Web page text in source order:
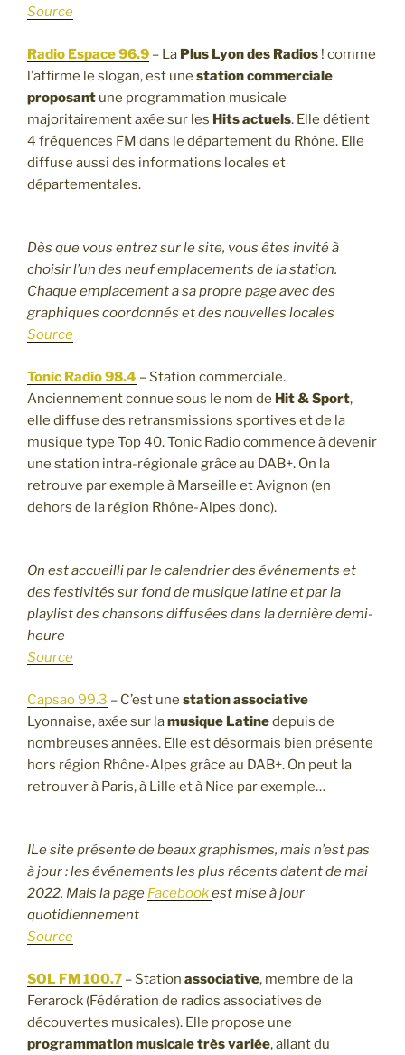
Source
Radio Espace 96.9 – La Plus Lyon des Radios ! comme
l’affirme le slogan, est une station commerciale
proposant une programmation musicale
majoritairement axée sur les Hits actuels. Elle détient
4 fréquences FM dans le département du Rhône. Elle
diffuse aussi des informations locales et
départementales.
Dès que vous entrez sur le site, vous êtes invité à
choisir l’un des neuf emplacements de la station.
Chaque emplacement a sa propre page avec des
graphiques coordonnés et des nouvelles locales
Source
Tonic Radio 98.4 – Station commerciale.
Anciennement connue sous le nom de Hit & Sport,
elle diffuse des retransmissions sportives et de la
musique type Top 40. Tonic Radio commence à devenir
une station intra-régionale grâce au DAB+. On la
retrouve par exemple à Marseille et Avignon (en
dehors de la région Rhône-Alpes donc).
On est accueilli par le calendrier des événements et
des festivités sur fond de musique latine et par la
playlist des chansons diffusées dans la dernière demi-
heure
Source
Capsao 99.3 – C’est une station associative
Lyonnaise, axée sur lamusique Latinedepuis de
nombreuses années. Elle est désormais bien présente
hors région Rhône-Alpes grâce au DAB+. On peut la
retrouver à Paris, à Lille et à Nice par exemple…
ILe site présente de beaux graphismes, mais n’est pas
à jour : les événements les plus récents datent de mai
2022. Mais la page Facebookest mise à jour
quotidiennement
Source
SOL FM 100.7 – Station associative, membre de la
Ferarock (Fédération de radios associatives de
découvertes musicales). Elle propose une
programmation musicale très variée, allant du